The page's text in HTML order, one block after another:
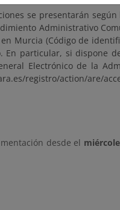
se presentarán
Administrativo
Murcia (Código de
En particular, si dispone
Electrónico de la
registro/action/are/
desde el